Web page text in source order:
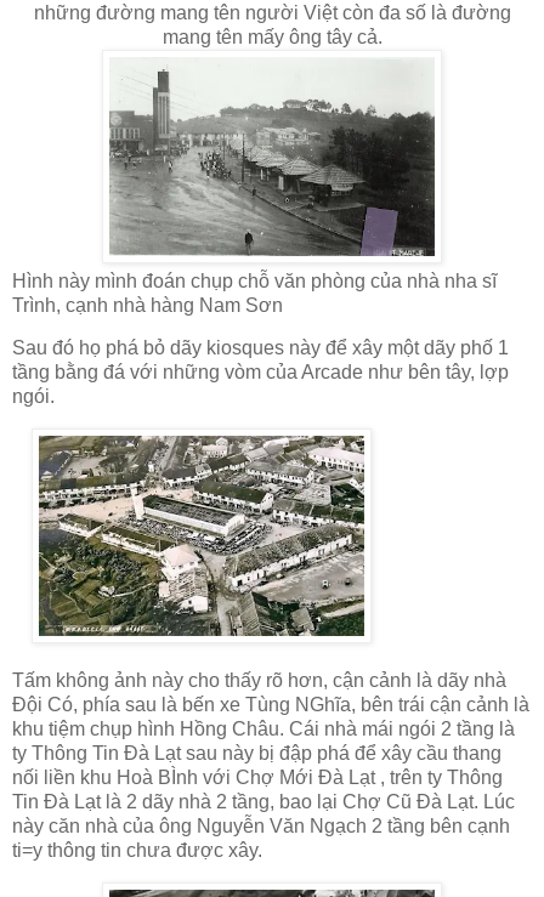
những đường mang tên người Việt còn đa số là đường
mang tên mấy ông tây cả.
Hình này mình đoán chụp chỗ văn phòng của nhà nha sĩ
Trình, cạnh nhà hàng Nam Sơn
Sau đó họ phá bỏ dãy kiosques này để xây một dãy phố 1
tầng bằng đá với những vòm của Arcade như bên tây, lợp
ngói.
Tấm không ảnh này cho thấy rõ hơn, cận cảnh là dãy nhà
Đội Có, phía sau là bến xe Tùng NGhĩa, bên trái cận cảnh là
khu tiệm chụp hình Hồng Châu. Cái nhà mái ngói 2 tầng là
ty Thông Tin Đà Lạt sau này bị đập phá để xây cầu thang
nối liền khu Hoà BÌnh với Chợ Mới Đà Lạt , trên ty Thông
Tin Đà Lạt là 2 dãy nhà 2 tầng, bao lại Chợ Cũ Đà Lạt. Lúc
này căn nhà của ông Nguyễn Văn Ngạch 2 tầng bên cạnh
ti=y thông tin chưa được xây.